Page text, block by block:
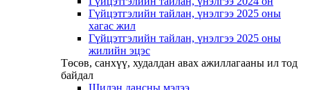
Гүйцэтгэлийн тайлан, үнэлгээ 2025 оны
хагас жил
Гүйцэтгэлийн тайлан, үнэлгээ 2025 оны
жилийн эцэс
Төсөв, санхүү, худалдан авах ажиллагааны ил тод
байдал
Шилэн дансны мэдээ